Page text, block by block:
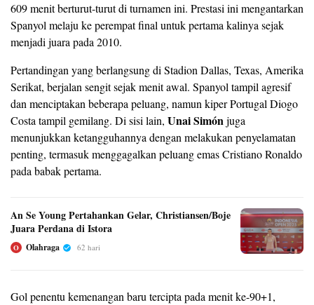
609 menit berturut-turut di turnamen ini. Prestasi ini mengantarkan
Spanyol melaju ke perempat final untuk pertama kalinya sejak
menjadi juara pada 2010.
Pertandingan yang berlangsung di Stadion Dallas, Texas, Amerika
Serikat, berjalan sengit sejak menit awal. Spanyol tampil agresif
dan menciptakan beberapa peluang, namun kiper Portugal Diogo
Costa tampil gemilang. Di sisi lain, Unai Simónjuga
menunjukkan ketangguhannya dengan melakukan penyelamatan
penting, termasuk menggagalkan peluang emas Cristiano Ronaldo
pada babak pertama.
An Se Young Pertahankan Gelar, Christiansen/Boje
Juara Perdana di Istora
O Olahraga 62 hari
Gol penentu kemenangan baru tercipta pada menit ke-90+1,